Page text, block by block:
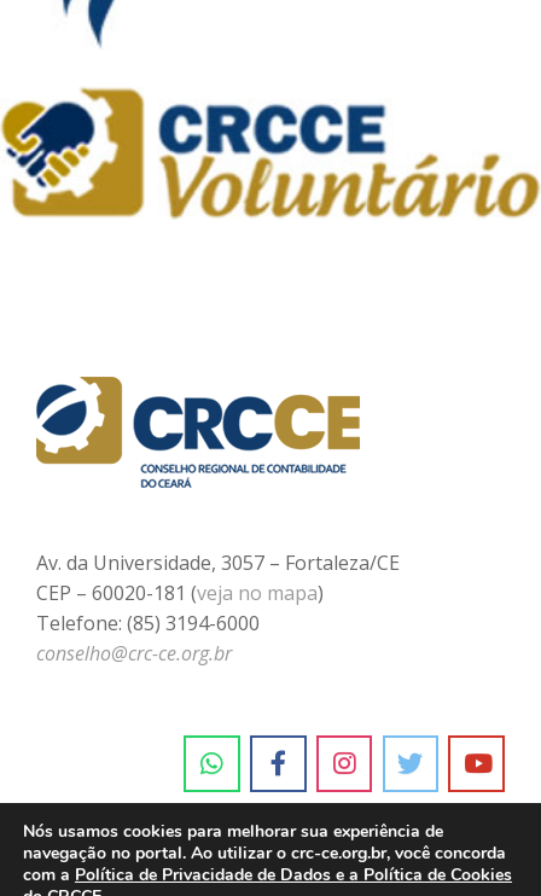
Av. da Universidade, 3057 – Fortaleza/CE
CEP – 60020-181 (veja no mapa)
Telefone: (85) 3194-6000
conselho@crc-ce.org.br
Nós usamos cookies para melhorar sua experiência de
navegação no portal. Ao utilizar o crc-ce.org.br, você concorda
com a Política de Privacidade de Dados e a Política de Cookies